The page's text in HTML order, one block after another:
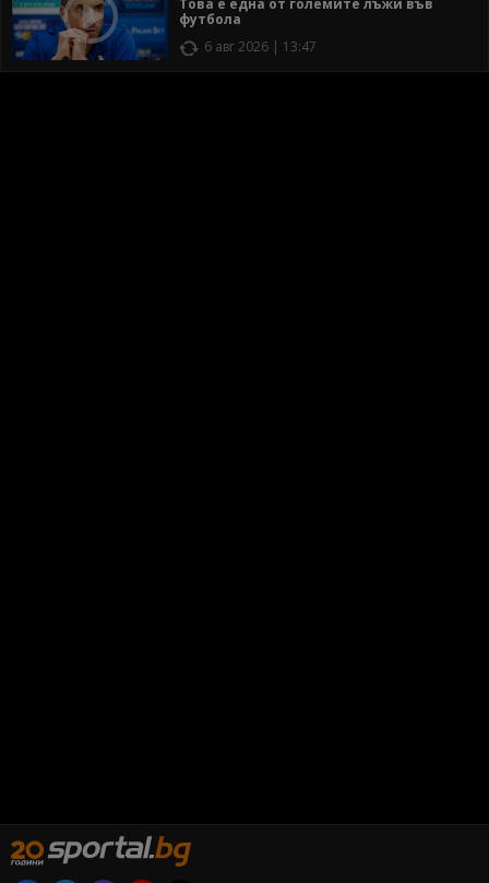
Това е една от големите лъжи във
футбола
6 авг 2026 | 13:47